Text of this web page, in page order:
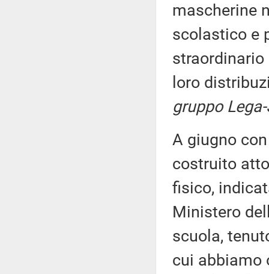
mascherine
scolastico e
straordinario
loro
gruppo
A giugno
costruito
fisico,
Ministero
scuola,
cui abbiamo